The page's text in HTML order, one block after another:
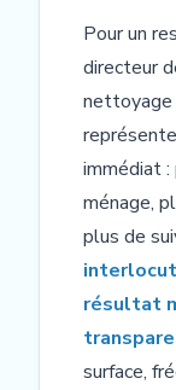
Pour un
directeur
nettoyage
immédiat
ménage,
plus de
résultat
surface,